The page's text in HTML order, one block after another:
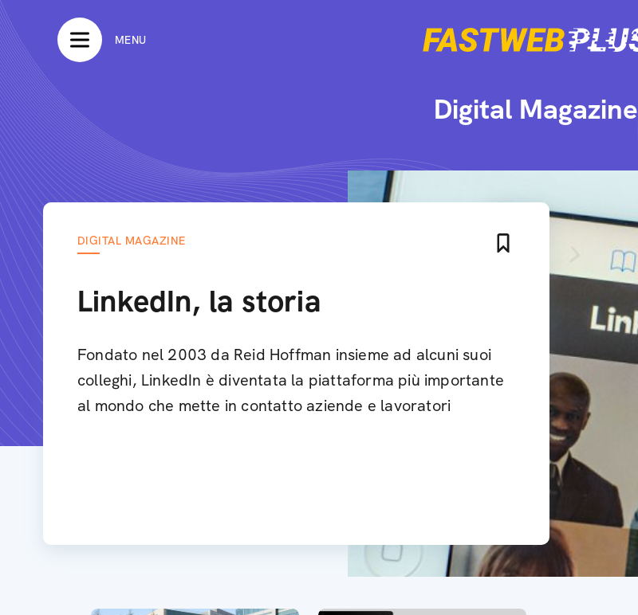
MENU
Digital Magazine
DIGITAL MAGAZINE
LinkedIn, la storia
Fondato nel 2003 da Reid Hoffman insieme ad alcuni suoi
colleghi, LinkedIn è diventata la piattaforma più importante
al mondo che mette in contatto aziende e lavoratori